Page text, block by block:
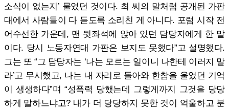
소식이 없는지’ 물었던 것이다. 최 씨의 말처럼 공개된 가판
대에서 사람들이 다 듣도록 소리친 게 아니다. 포럼 시작 전
어수선한 가운데, 맨 뒷좌석에 앉아 있던 담당자에게 한 말
이다. 당시 노동자연대 가판은 보지도 못했다”고 설명했다.
그는 또 “그 담당자는 ‘나는 모르는 일이니 나한테 이러지 말
라’고 무시했고, 나는 내 자리로 돌아와 한참을 울었던 기억
이 생생하다”며 “성폭력 당했는데 그렇게까지 그것을 당당
하게 말하느냐고? 내가 더 당당하지 못한 것이 억울하고 분